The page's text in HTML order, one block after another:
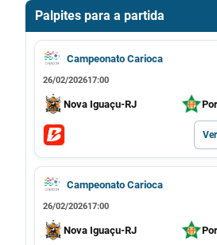
Palpites para a partida
Campeonato Carioca
26/02/202617:00
Nova Iguaçu-RJ
Campeonato Carioca
26/02/202617:00
Nova Iguaçu-RJ